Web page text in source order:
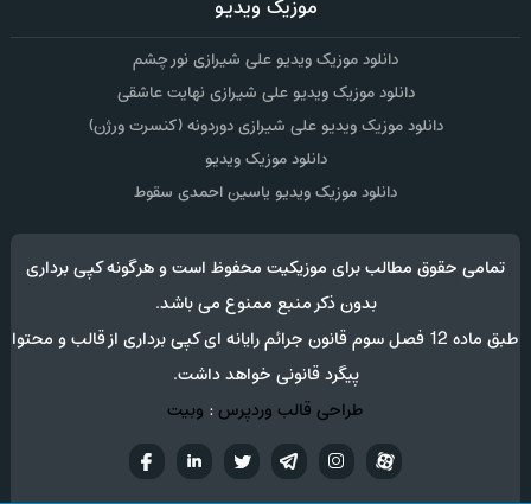
موزیک ویدیو
دانلود موزیک ویدیو علی شیرازی نور چشم
دانلود موزیک ویدیو علی شیرازی نهایت عاشقی
دانلود موزیک ویدیو علی شیرازی دوردونه (کنسرت ورژن)
دانلود موزیک ویدیو
دانلود موزیک ویدیو یاسین احمدی سقوط
تمامی حقوق مطالب برای موزیکیت محفوظ است و هرگونه کپی برداری
بدون ذکر منبع ممنوع می باشد.
طبق ماده 12 فصل سوم قانون جرائم رایانه ای کپی برداری از قالب و محتوا
پیگرد قانونی خواهد داشت.
طراحی قالب وردپرس: وبیت
تويترتلگراماینستاگرام آپارات